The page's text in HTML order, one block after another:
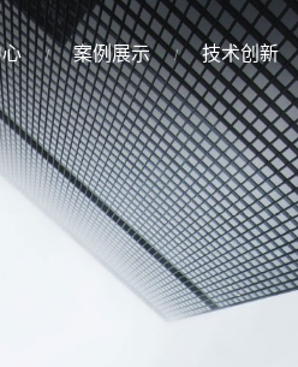
案例展示 技术创新